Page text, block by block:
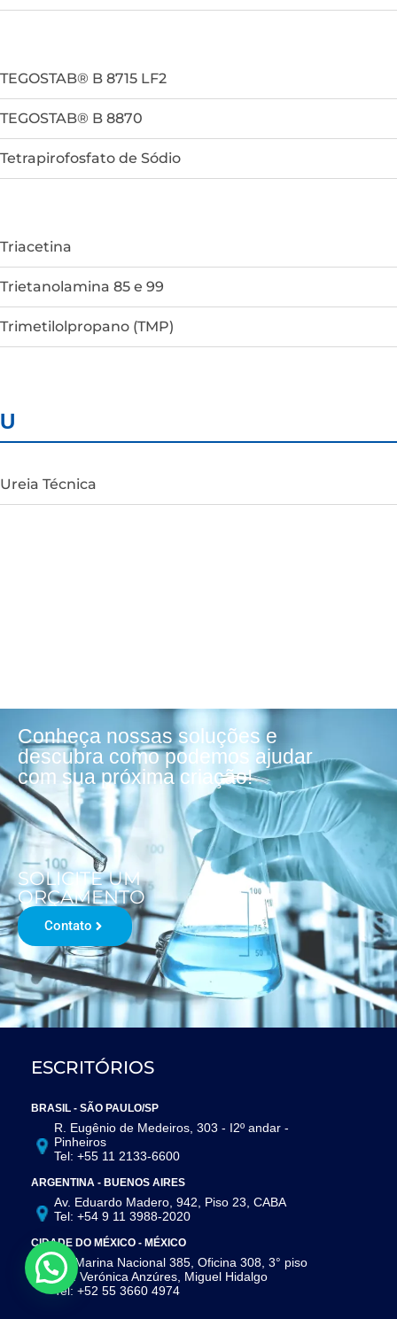
TEGOSTAB® B 8715 LF2
TEGOSTAB® B 8870
Tetrapirofosfato de Sódio
Triacetina
Trietanolamina 85 e 99
Trimetilolpropano (TMP)
U
Ureia Técnica
Conheça nossas soluções e
descubra como podemos ajudar
com sua próxima criação!
SOLICITE UM
ORÇAMENTO
Contato
ESCRITÓRIOS
BRASIL - SÃO PAULO/SP
R. Eugênio de Medeiros, 303 - I2º andar -
Pinheiros
Tel: +55 11 2133-6600
ARGENTINA - BUENOS AIRES
Av. Eduardo Madero, 942, Piso 23, CABA
Tel: +54 9 11 3988-2020
CIDADE DO MÉXICO - MÉXICO
Av. Marina Nacional 385, Oficina 308, 3° piso
Col. Verónica Anzúres, Miguel Hidalgo
Tel: +52 55 3660 4974